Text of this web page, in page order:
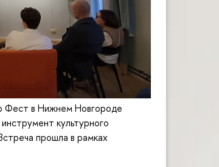
Фест в Нижнем Новгороде
культурного
прошла в рамках